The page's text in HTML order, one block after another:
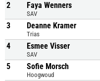
2 Faya Wenners
SAV
3 Deanne Kramer
Trias
4 Esmee Visser
SAV
5 Sofie Morsch
Hoogwoud